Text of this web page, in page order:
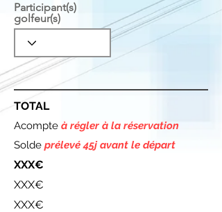
Participant(s)
golfeur(s)
TOTAL
Acompte à régler à la réservation
Solde prélevé 45j avant le départ
XXX€
XXX€
XXX€